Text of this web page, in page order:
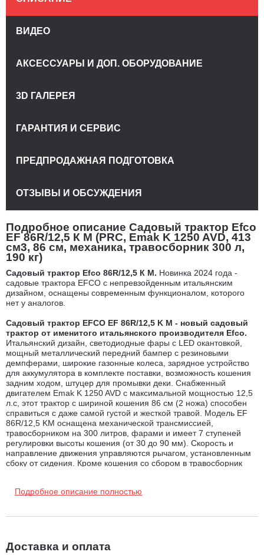
Подробное описание Садовый трактор Efco
EF 86R/12,5 К M (PRC, Emak K 1250 AVD, 413
см3, 86 см, механика, травосборник 300 л,
190 кг)
Садовый трактор Efco 86R/12,5 К M. Новинка 2024 года -
садовые трактора EFCO с непревзойденным итальянским
дизайном, оснащены современным функционалом, которого
нет у аналогов.
Садовый трактор EFCO EF 86R/12,5 K M - новый садовый
трактор от именитого итальянского производителя Efco.
Итальянский дизайн, светодиодные фары с LED окантовкой,
мощный металлический передний бампер с резиновыми
демпферами, широкие газонные колеса, зарядное устройство
для аккумулятора в комплекте поставки, возможность кошения
задним ходом, штуцер для промывки деки. Снабженный
двигателем Emak K 1250 AVD с максимальной мощностью 12,5
л.с, этот трактор с шириной кошения 86 см (2 ножа) способен
справиться с даже самой густой и жесткой травой. Модель EF
86R/12,5 KM оснащена механической трансмиссией,
травосборником на 300 литров, фарами и имеет 7 ступеней
регулировки высоты кошения (от 30 до 90 мм). Скорость и
направление движения управляются рычагом, установленным
сбоку от сидения. Кроме кошения со сбором в травосборник
EFCO EF 86R/12,5 K M способен выполнять различного рода
Подробное описание полностью
Доставка и оплата
ВИДЕО
АКСЕССУАРЫ И ДОП. ОБОРУДОВАНИЕ
3D ГАЛЕРЕЯ
ГАРАНТИЯ И СЕРВИС
ПРЕДПРОДАЖНАЯ ПОДГОТОВКА
ОТЗЫВЫ И ОБСУЖДЕНИЯ